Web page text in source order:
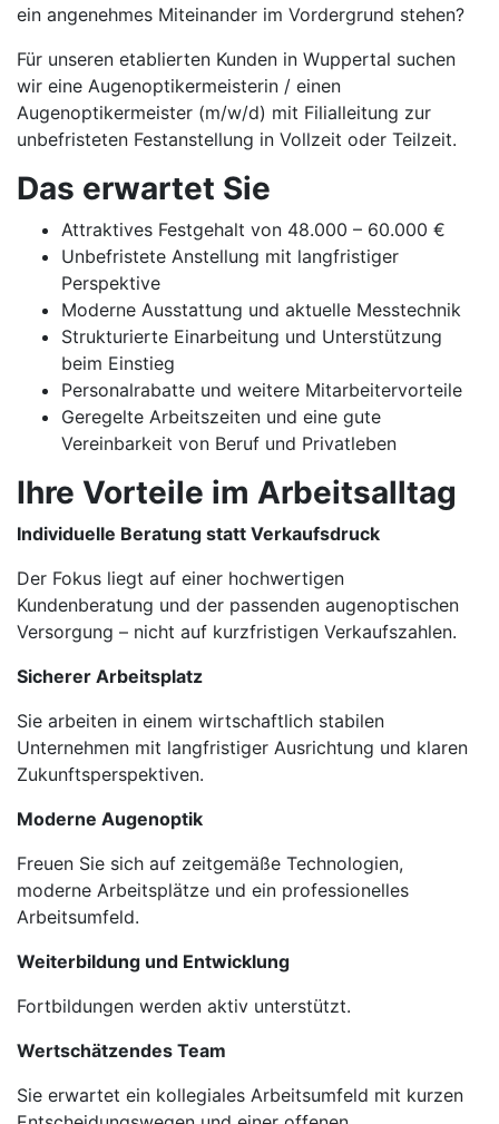
ein angenehmes Miteinander im Vordergrund stehen?
Für unseren etablierten Kunden in Wuppertal suchen
wir eine Augenoptikermeisterin / einen
Augenoptikermeister (m/w/d) mit Filialleitung zur
unbefristeten Festanstellung in Vollzeit oder Teilzeit.
Das erwartet Sie
Attraktives Festgehalt von 48.000 – 60.000 €
Unbefristete Anstellung mit langfristiger
Perspektive
Moderne Ausstattung und aktuelle Messtechnik
Strukturierte Einarbeitung und Unterstützung
beim Einstieg
Personalrabatte und weitere Mitarbeitervorteile
Geregelte Arbeitszeiten und eine gute
Vereinbarkeit von Beruf und Privatleben
Ihre Vorteile im Arbeitsalltag
Individuelle Beratung statt Verkaufsdruck
Der Fokus liegt auf einer hochwertigen
Kundenberatung und der passenden augenoptischen
Versorgung – nicht auf kurzfristigen Verkaufszahlen.
Sicherer Arbeitsplatz
Sie arbeiten in einem wirtschaftlich stabilen
Unternehmen mit langfristiger Ausrichtung und klaren
Zukunftsperspektiven.
Moderne Augenoptik
Freuen Sie sich auf zeitgemäße Technologien,
moderne Arbeitsplätze und ein professionelles
Arbeitsumfeld.
Weiterbildung und Entwicklung
Fortbildungen werden aktiv unterstützt.
Wertschätzendes Team
Sie erwartet ein kollegiales Arbeitsumfeld mit kurzen